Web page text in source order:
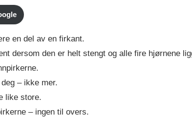
en del av en firkant.
dersom den er helt stengt og alle fire hjørnene
– ikke mer.
like store.
– ingen til overs.